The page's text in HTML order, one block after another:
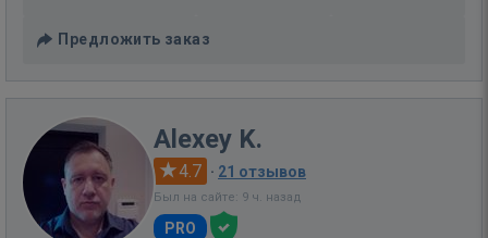
Предложить заказ
Alexey K.
4.7 · 21 отзывов
Был на сайте: 9 ч. назад
PRO